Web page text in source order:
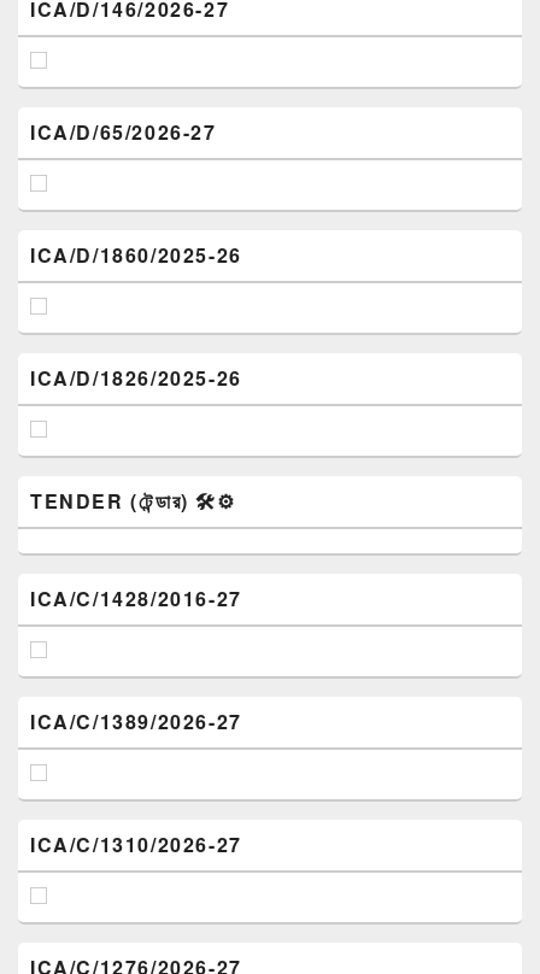
ICA/D/146/2026-27
ICA/D/65/2026-27
ICA/D/1860/2025-26
ICA/D/1826/2025-26
TENDER (টেন্ডার) 🛠️⚙️
ICA/C/1428/2016-27
ICA/C/1389/2026-27
ICA/C/1310/2026-27
ICA/C/1276/2026-27